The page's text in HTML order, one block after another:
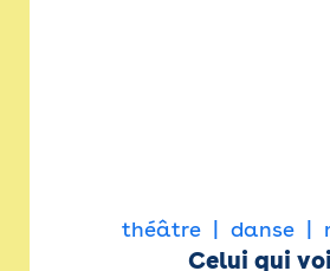
théâtre danse
Celui qui